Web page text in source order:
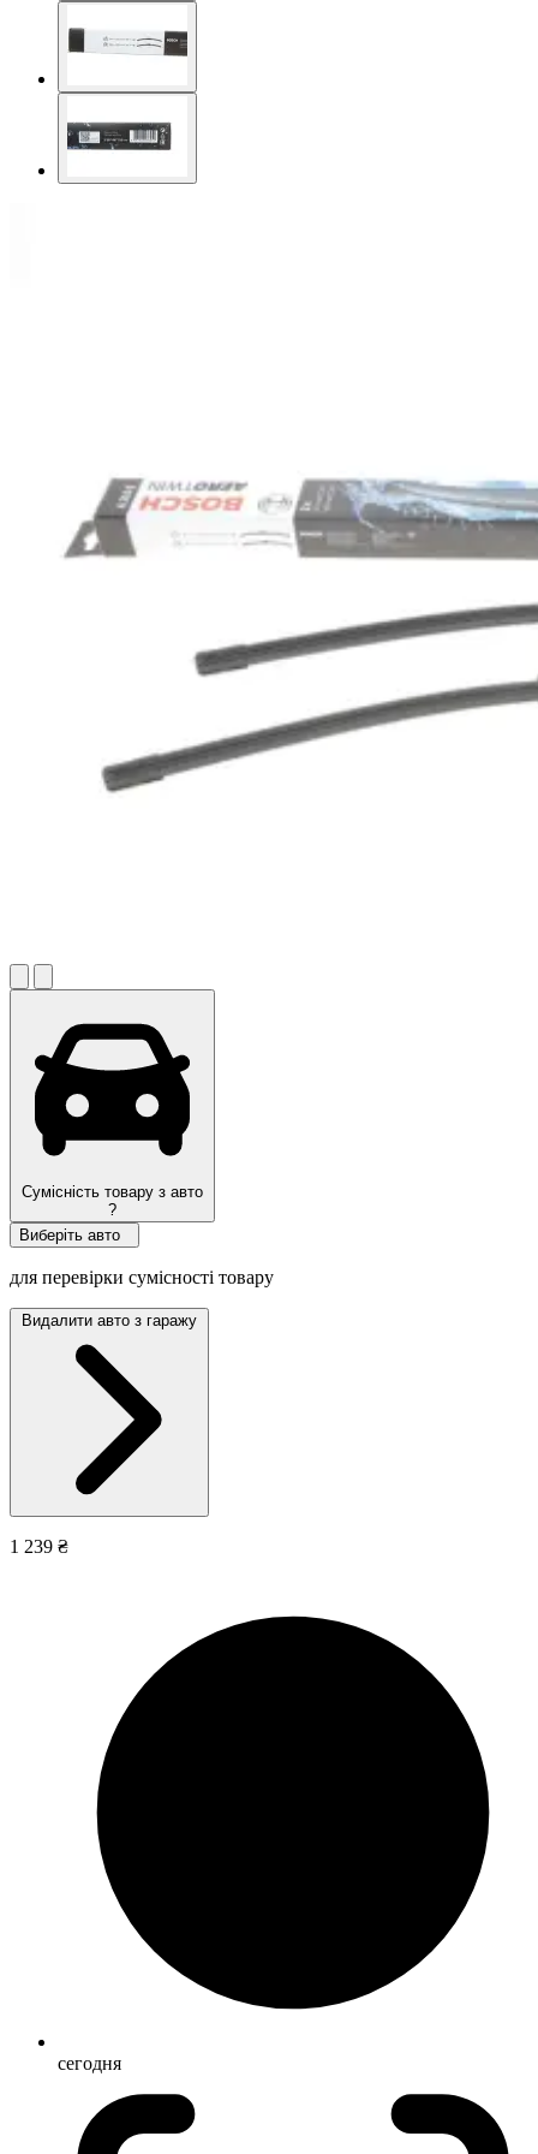
Сумісність товару з авто
?
Виберіть авто
для перевірки сумісності товару
Видалити авто з гаражу
1 239 ₴
сегодня